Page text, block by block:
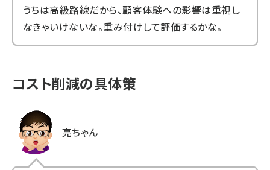
うちは高級路線だから、顧客体験への影響は重視し
なきゃいけないな。重み付けして評価するかな。
コスト削減の具体策
亮ちゃん